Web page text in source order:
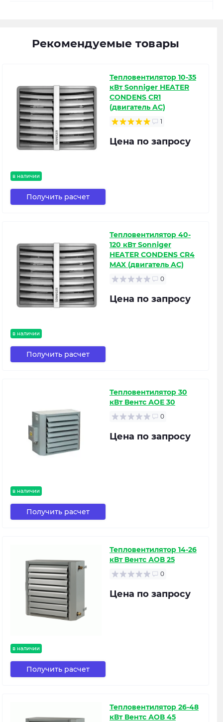
Рекомендуемые товары
в наличии
Тепловентилятор 10-35
кВт Sonniger HEATER
CONDENS CR1
(двигатель AC)
1
Цена по запросу
Получить расчет
в наличии
Тепловентилятор 40-
120 кВт Sonniger
HEATER CONDENS CR4
MAX (двигатель AC)
0
Цена по запросу
Получить расчет
в наличии
Тепловентилятор 30
кВт Вентс АОЕ 30
0
Цена по запросу
Получить расчет
в наличии
Тепловентилятор 14-26
кВт Вентс АОВ 25
0
Цена по запросу
Получить расчет
Тепловентилятор 26-48
кВт Вентс АОВ 45